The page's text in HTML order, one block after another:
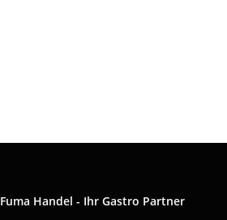
Fuma Handel - Ihr Gastro Partner